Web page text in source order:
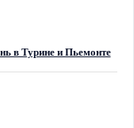
в Турине и Пьемонте